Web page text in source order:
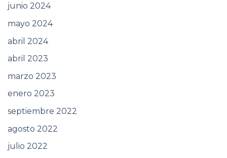
junio 2024
mayo 2024
abril 2024
abril 2023
marzo 2023
enero 2023
septiembre 2022
agosto 2022
julio 2022